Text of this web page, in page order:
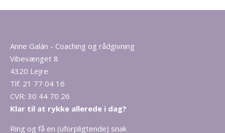
Anne Galán - Coaching og rådgivning
Vibevænget 8
4320 Lejre
Tlf. 21 77 04 16
CVR: 30 44 70 26
Klar til at rykke allerede i dag?
Ring og få en (uforpligtende) snak